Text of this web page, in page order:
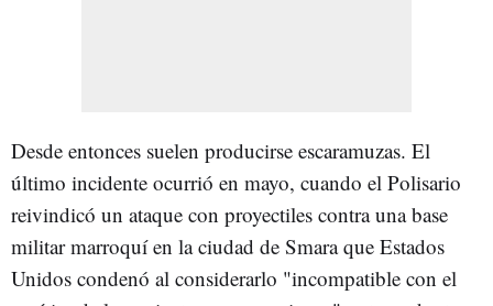
Desde entonces suelen producirse escaramuzas. El
último incidente ocurrió en mayo, cuando el Polisario
reivindicó un ataque con proyectiles contra una base
militar marroquí en la ciudad de Smara que Estados
Unidos condenó al considerarlo "incompatible con el